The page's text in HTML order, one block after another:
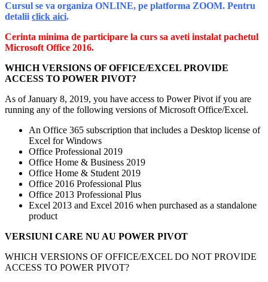
Cursul se va organiza ONLINE, pe platforma ZOOM. Pentru
detaliiclick aici.
Cerinta minima de participare la curs sa aveti instalat pachetul
Microsoft Office 2016.
WHICH VERSIONS OF OFFICE/EXCEL PROVIDE
ACCESS TO POWER PIVOT?
As of January 8, 2019, you have access to Power Pivot if you are
running any of the following versions of Microsoft Office/Excel.
An Office 365 subscription that includes a Desktop license of
Excel for Windows
Office Professional 2019
Office Home & Business 2019
Office Home & Student 2019
Office 2016 Professional Plus
Office 2013 Professional Plus
Excel 2013 and Excel 2016 when purchased as a standalone
product
VERSIUNI CARE NU AU POWER PIVOT
WHICH VERSIONS OF OFFICE/EXCEL DO NOT PROVIDE
ACCESS TO POWER PIVOT?